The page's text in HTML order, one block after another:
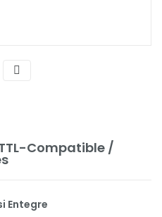
Compatible /
Entegre